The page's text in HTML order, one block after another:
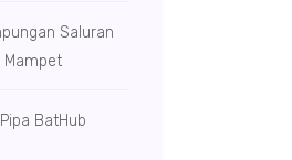
Saluran
BatHub